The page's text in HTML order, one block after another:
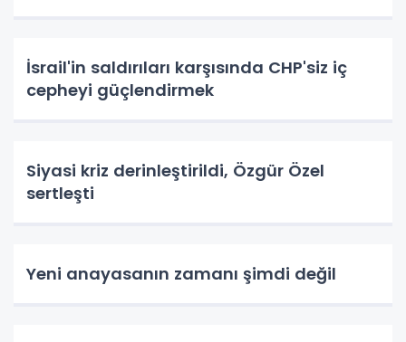
İsrail'in saldırıları karşısında CHP'siz iç
cepheyi güçlendirmek
Siyasi kriz derinleştirildi, Özgür Özel
sertleşti
Yeni anayasanın zamanı şimdi değil